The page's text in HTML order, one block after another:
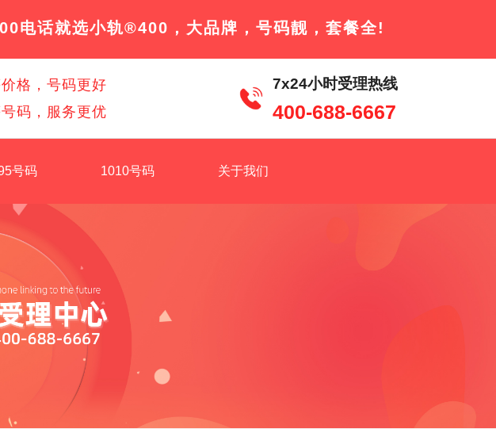
电话就选小轨®400，大品牌，号码靓，套餐全!
价格，号码更好
号码，服务更优
7x24小时受理热线
400-688-6667
号码 1010号码 关于我们